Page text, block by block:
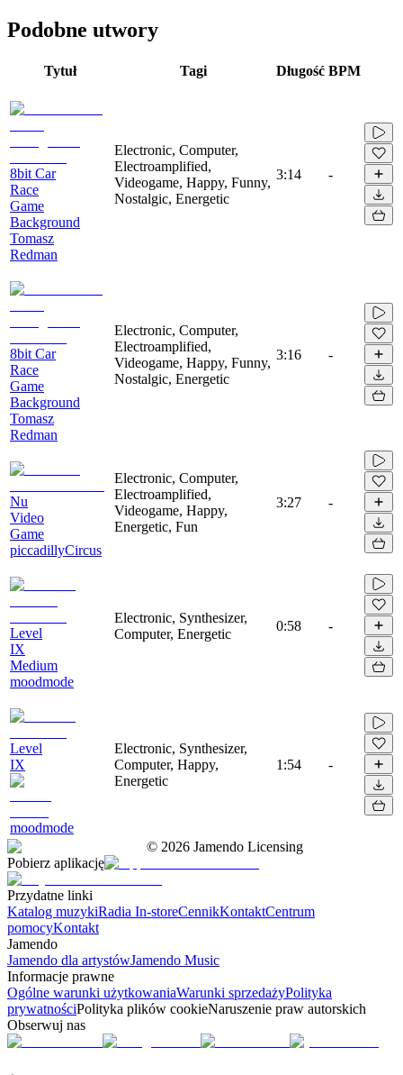
Podobne utwory
Tytuł Tagi Długość BPM
8bit Car
Race
Game
Background
Tomasz
Redman
Electronic, Computer,
Electroamplified,
Videogame, Happy, Funny,
Nostalgic, Energetic
3:14 -
8bit Car
Race
Game
Background
Tomasz
Redman
Electronic, Computer,
Electroamplified,
Videogame, Happy, Funny,
Nostalgic, Energetic
3:16 -
Nu
Video
Game
piccadillyCircus
Electronic, Computer,
Electroamplified,
Videogame, Happy,
Energetic, Fun
3:27 -
Level
IX
Medium
moodmode
Electronic, Synthesizer,
Computer, Energetic
0:58 -
Level
IX
moodmode
Electronic, Synthesizer,
Computer, Happy,
Energetic
1:54 -
© 2026 Jamendo Licensing
Pobierz aplikację
Przydatne linki
Katalog muzykiRadia In-storeCennikKontaktCentrum
pomocyKontakt
Jamendo
Jamendo dla artystówJamendo Music
Informacje prawne
Ogólne warunki użytkowaniaWarunki sprzedażyPolityka
prywatnościPolityka plików cookieNaruszenie praw autorskich
Obserwuj nas